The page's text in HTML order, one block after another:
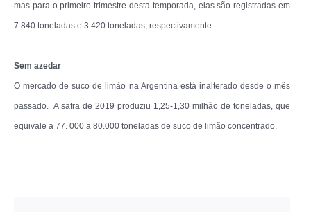
mas para o primeiro trimestre desta temporada, elas são registradas em
7.840 toneladas e 3.420 toneladas, respectivamente.
Sem azedar
O mercado de suco de limão na Argentina está inalterado desde o mês
passado. A safra de 2019 produziu 1,25-1,30 milhão de toneladas, que
equivale a 77. 000 a 80.000 toneladas de suco de limão concentrado.